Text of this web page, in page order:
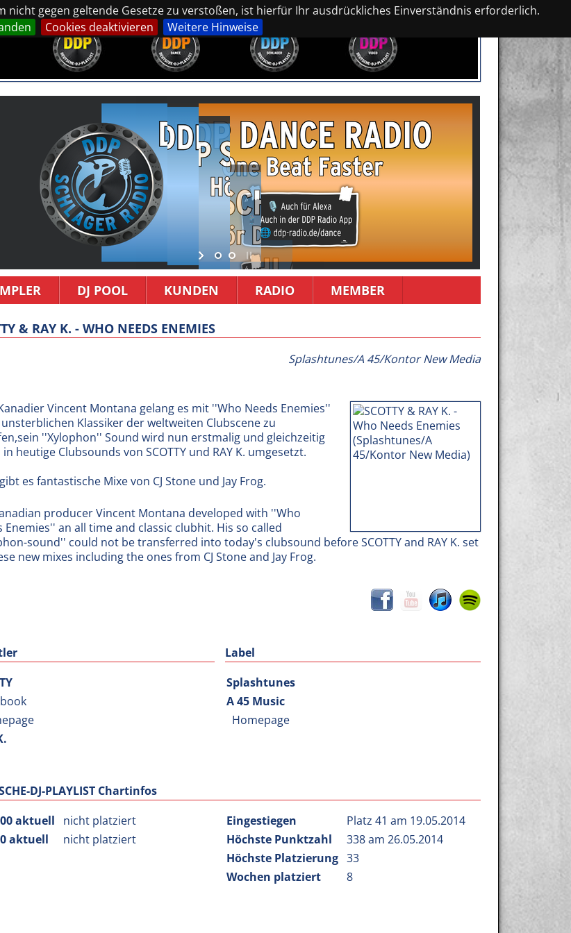
gegen geltende Gesetze zu verstoßen, ist hierfür Ihr ausdrückliches Einverständnis erforderlich.
Cookies deaktivieren Weitere Hinweise
DJ POOL KUNDEN RADIO MEMBER
& RAY K. - WHO NEEDS ENEMIES
Splashtunes/A 45/Kontor New Media
Vincent Montana gelang es mit ''Who Needs Enemies''
Klassiker der weltweiten Clubscene zu
''Xylophon'' Sound wird nun erstmalig und gleichzeitig
in heutige Clubsounds von SCOTTY und RAY K. umgesetzt.
es fantastische Mixe von CJ Stone und Jay Frog.
producer Vincent Montana developed with ''Who
Enemies'' an all time and classic clubhit. His so called
sound'' could not be transferred into today's clubsound before SCOTTY and RAY K. set
new mixes including the ones from CJ Stone and Jay Frog.
Label
Splashtunes
A 45 Music
Homepage
DJ-PLAYLIST Chartinfos
aktuell
nicht platziert
aktuell
nicht platziert
Eingestiegen
Platz 41 am 19.05.2014
Höchste Punktzahl
338 am 26.05.2014
Höchste Platzierung 33
Wochen platziert
8